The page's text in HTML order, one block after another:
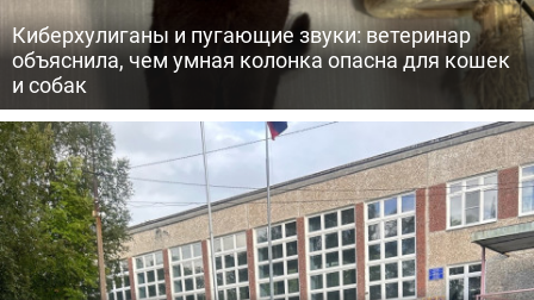
Киберхулиганы и пугающие звуки: ветеринар
объяснила, чем умная колонка опасна для кошек
и собак